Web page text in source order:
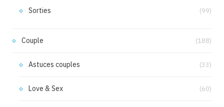
Sorties (99)
Couple (188)
Astuces couples (33)
Love & Sex (60)